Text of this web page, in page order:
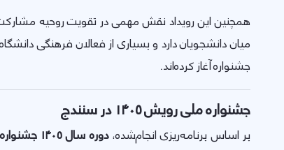
همچنین این رویداد نقش مهمی در تقویت روحیه
میان دانشجویان دارد و بسیاری از فعالان فرهنگی
جشنواره آغاز کرده‌اند.
جشنواره ملی رویش ۱۴۰۵ در سنندج
بر اساس برنامه‌ریزی انجام‌شده،
دوره سال